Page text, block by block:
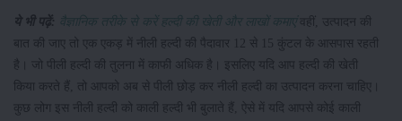
ये भी पढ़ें: वैज्ञानिक तरीके से करें हल्दी की खेती और लाखों कमाएं
वहीं, उत्पादन की
बात की जाए तो एक एकड़ में नीली हल्दी की पैदावार 12 से 15 कुंटल के आसपास रहती
है। जो पीली हल्दी की तुलना में काफी अधिक है। इसलिए यदि आप हल्दी की खेती
किया करते हैं, तो आपको अब से पीली छोड़ कर नीली हल्दी का उत्पादन करना चाहिए।
कुछ लोग इस नीली हल्दी को काली हल्दी भी बुलाते हैं, ऐसे में यदि आपसे कोई काली